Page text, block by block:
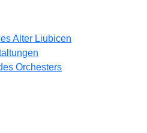
Alter Liubicen
Orchesters